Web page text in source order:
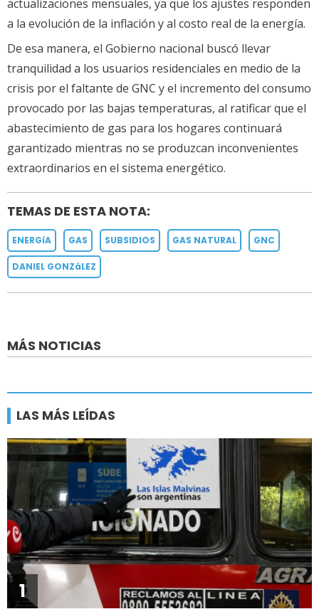
actualizaciones mensuales, ya que los ajustes responden
a la evolución de la inflación y al costo real de la energía.
De esa manera, el Gobierno nacional buscó llevar
tranquilidad a los usuarios residenciales en medio de la
crisis por el faltante de GNC y el incremento del consumo
provocado por las bajas temperaturas, al ratificar que el
abastecimiento de gas para los hogares continuará
garantizado mientras no se produzcan inconvenientes
extraordinarios en el sistema energético.
TEMAS DE ESTA NOTA:
ENERGíA GAS SUBSIDIOS GAS NATURAL GNC
DANIEL GONZáLEZ
MÁS NOTICIAS
LAS MÁS LEÍDAS
1